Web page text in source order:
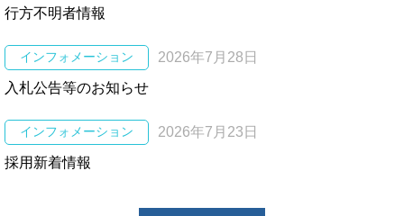
行方不明者情報
インフォメーション
2026年7月28日
入札公告等のお知らせ
インフォメーション
2026年7月23日
採用新着情報